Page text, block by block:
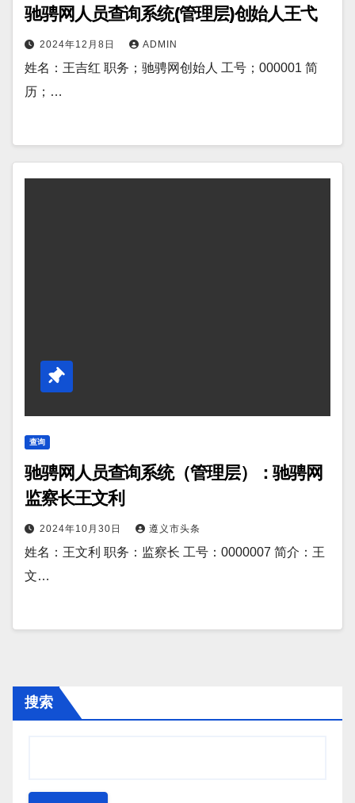
驰骋网人员查询系统(管理层)创始人王弋
2024年12月8日 ADMIN
姓名：王吉红 职务；驰骋网创始人 工号；000001 简
历；…
查询
驰骋网人员查询系统（管理层）：驰骋网
监察长王文利
2024年10月30日 遵义市头条
姓名：王文利 职务：监察长 工号：0000007 简介：王
文…
搜索